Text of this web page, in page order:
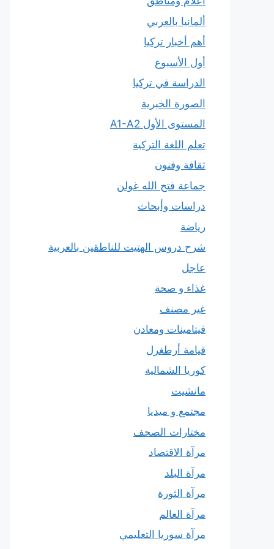
ألمانيا بالعربي
أهم أخبار تركيا
أول الأسبوع
الدراسة في تركيا
الصورة الخبرية
المستوى الأول A1-A2
تعلم اللغة التركية
ثقافة وفنون
جماعة فتح الله غولن
دراسات وأبحاث
رياضة
شرح دروس الهتيت للناطقين بالعربية
عاجل
غذاء و صحة
غير مصنف
فيتامينات ومعادن
قيامة أرطغرل
كوريا الشمالية
مانشيت
مجتمع و ميديا
مختارات الصحف
مرآة الاقتصاد
مرآة البلد
مرآة الثورة
مرآة العالم
مرآة سوريا التعليمي